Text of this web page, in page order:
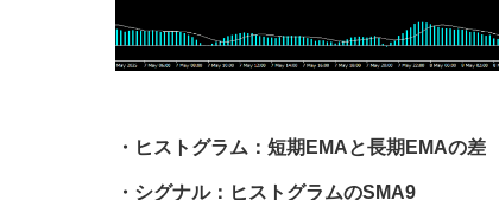
・ヒストグラム：短期EMAと長期EMAの差
・シグナル：ヒストグラムのSMA9